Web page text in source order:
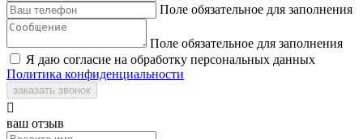
Поле обязательное для заполнения
Поле обязательное для заполнения
Я даю согласие на обработку персональных данных
Политика конфиденциальности
заказать звонок

ваш отзыв